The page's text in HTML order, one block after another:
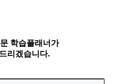
학습플래너가
리겠습니다.